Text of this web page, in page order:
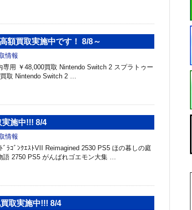
額買取実施中です！ 8/8～
情報
専用 ￥48,000買取 Nintendo Switch 2 スプラトゥー
取 Nintendo Switch 2 …
実施中!!! 8/4
情報
ﾗｺﾞﾝｸｴｽﾄVII Reimagined 2530 PS5 ほの暮しの庭
語 2750 PS5 がんばれゴエモン大集 …
取実施中!!! 8/4